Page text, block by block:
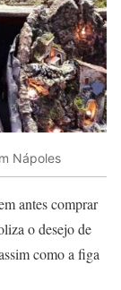
Nápoles
antes comprar
o desejo de
como a figa